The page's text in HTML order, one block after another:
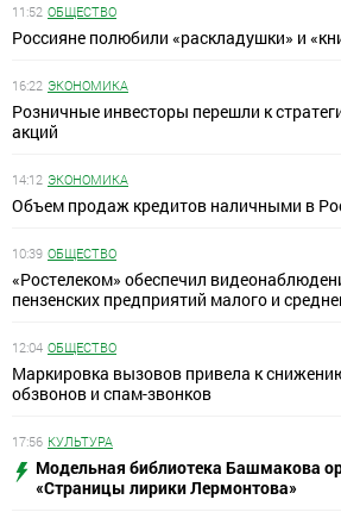
11:52 ОБЩЕСТВО
Россияне полюбили «раскладушки» и
16:22 ЭКОНОМИКА
Розничные инвесторы перешли к
акций
14:12 ЭКОНОМИКА
Объем продаж кредитов наличными в
10:39 ОБЩЕСТВО
«Ростелеком» обеспечил
пензенских предприятий малого и
12:04 ОБЩЕСТВО
Маркировка вызовов привела к
обзвонов и спам-звонков
17:56 КУЛЬТУРА
Модельная библиотека Башмакова
«Страницы лирики Лермонтова»